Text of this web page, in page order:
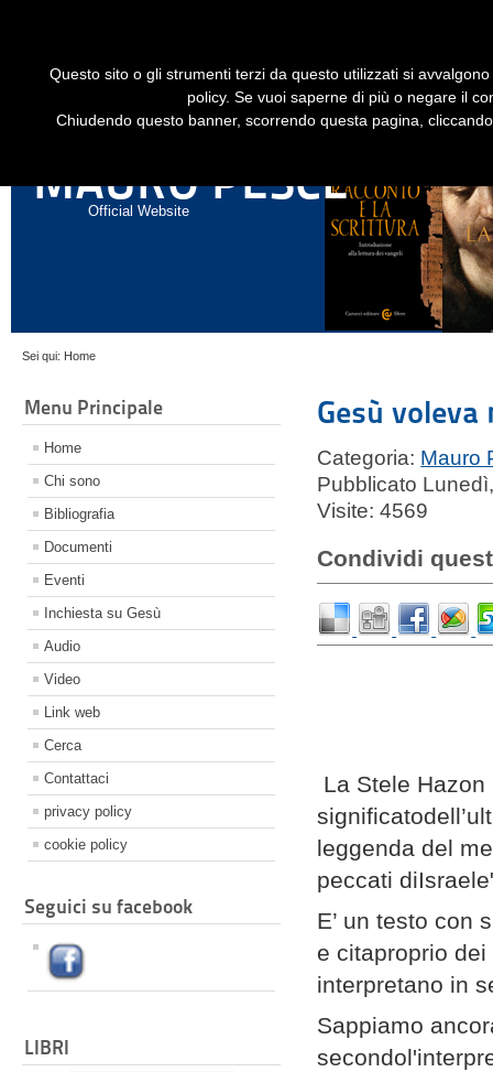
MAURO PESCE
Official Website
GESÙ STORICO - HISTORICAL JESUS
Sei qui: Home
Menu Principale
Home
Chi sono
Bibliografia
Documenti
Eventi
Inchiesta su Gesù
Audio
Video
Link web
Cerca
Contattaci
privacy policy
cookie policy
Seguici su facebook
LIBRI
Gesù
Categoria: Mauro
Pubblicato
Visite: 4569
Condividi
La Stele
leggenda del
peccati
E’ un testo con
e citaproprio
interpretano in
Sappiamo
Questo sito o gli strumenti terzi da questo utilizzati si
policy. Se vuoi saperne di più o negare il
Chiudendo questo banner, scorrendo questa pagina,